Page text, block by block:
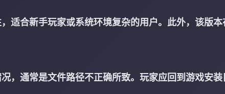
适合新手玩家或系统环境复杂的用户。此外，该版本
，通常是文件路径不正确所致。玩家应回到游戏安装